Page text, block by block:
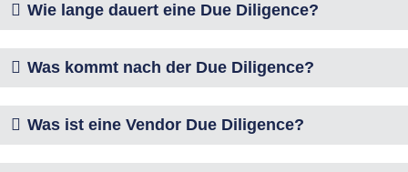
Wie lange dauert eine Due Diligence?
Was kommt nach der Due Diligence?
Was ist eine Vendor Due Diligence?